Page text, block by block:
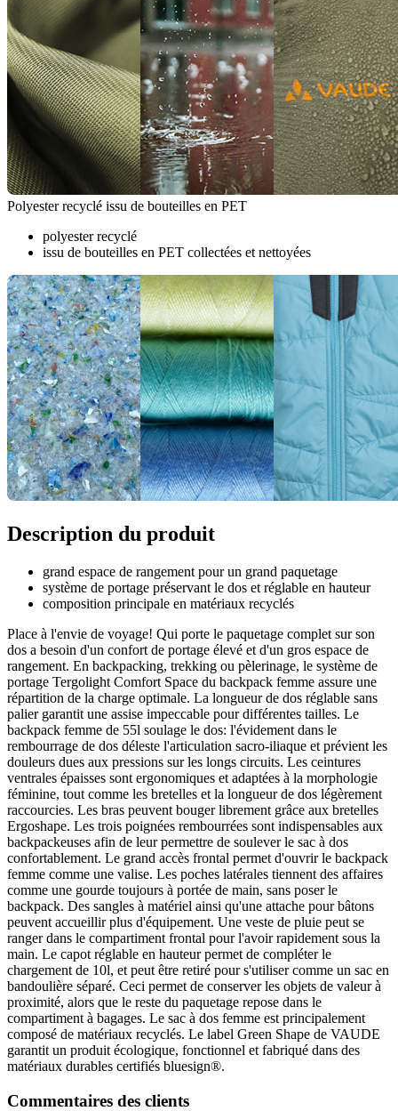
Polyester recyclé issu de bouteilles en PET
polyester recyclé
issu de bouteilles en PET collectées et nettoyées
Description du produit
grand espace de rangement pour un grand paquetage
système de portage préservant le dos et réglable en hauteur
composition principale en matériaux recyclés
Place à l'envie de voyage! Qui porte le paquetage complet sur son
dos a besoin d'un confort de portage élevé et d'un gros espace de
rangement. En backpacking, trekking ou pèlerinage, le système de
portage Tergolight Comfort Space du backpack femme assure une
répartition de la charge optimale. La longueur de dos réglable sans
palier garantit une assise impeccable pour différentes tailles. Le
backpack femme de 55l soulage le dos: l'évidement dans le
rembourrage de dos déleste l'articulation sacro-iliaque et prévient les
douleurs dues aux pressions sur les longs circuits. Les ceintures
ventrales épaisses sont ergonomiques et adaptées à la morphologie
féminine, tout comme les bretelles et la longueur de dos légèrement
raccourcies. Les bras peuvent bouger librement grâce aux bretelles
Ergoshape. Les trois poignées rembourrées sont indispensables aux
backpackeuses afin de leur permettre de soulever le sac à dos
confortablement. Le grand accès frontal permet d'ouvrir le backpack
femme comme une valise. Les poches latérales tiennent des affaires
comme une gourde toujours à portée de main, sans poser le
backpack. Des sangles à matériel ainsi qu'une attache pour bâtons
peuvent accueillir plus d'équipement. Une veste de pluie peut se
ranger dans le compartiment frontal pour l'avoir rapidement sous la
main. Le capot réglable en hauteur permet de compléter le
chargement de 10l, et peut être retiré pour s'utiliser comme un sac en
bandoulière séparé. Ceci permet de conserver les objets de valeur à
proximité, alors que le reste du paquetage repose dans le
compartiment à bagages. Le sac à dos femme est principalement
composé de matériaux recyclés. Le label Green Shape de VAUDE
garantit un produit écologique, fonctionnel et fabriqué dans des
matériaux durables certifiés bluesign®.
Commentaires des clients